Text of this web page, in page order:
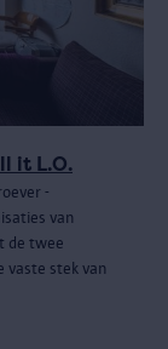
it L.O.
-
van
de twee
vaste stek van